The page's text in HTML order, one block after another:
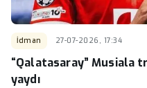
İdman 27-07-2026, 17:34
“Qalatasaray” Musiala
yaydı